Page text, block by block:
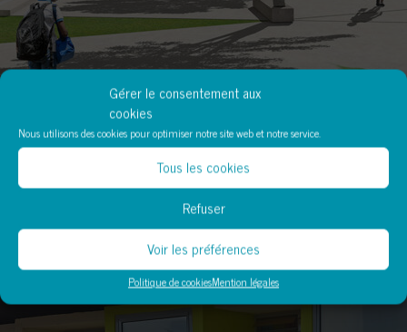
Gérer le consentement aux
cookies
Nous utilisons des cookies pour optimiser notre site web et notre service.
Tous les cookies
Refuser
Voir les préférences
Politique de cookiesMention légales